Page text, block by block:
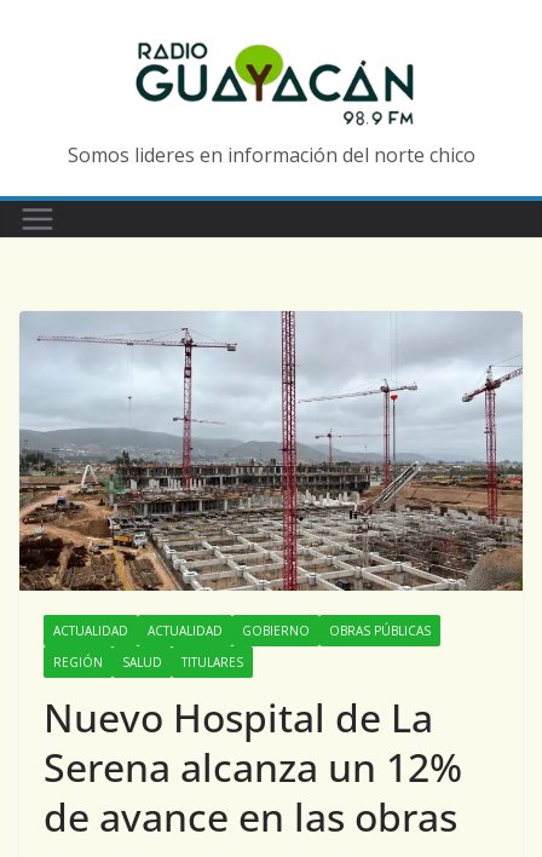
Somos lideres en información del norte chico
ACTUALIDAD ACTUALIDAD GOBIERNO
OBRAS PÚBLICAS
REGIÓN
SALUD TITULARES
Nuevo Hospital de La
Serena alcanza un 12%
de avance en las obras